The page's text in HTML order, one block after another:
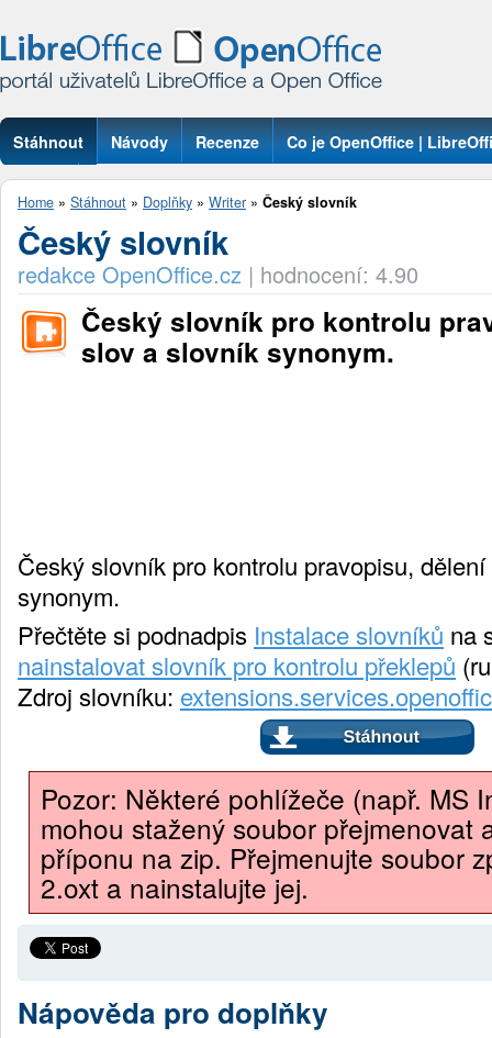
Stáhnout Návody Recenze Co je OpenOffice |
Otázky
Home » Stáhnout » Doplňky » Writer » Český slovník
Český slovník
redakce OpenOffice.cz | hodnocení: 4.90
Český slovník pro kontrolu
slov a slovník synonym.
Český slovník pro kontrolu pravopisu,
synonym.
Přečtěte si podnadpis Instalace slovníků na
nainstalovat slovník pro kontrolu překlepů
Zdroj slovníku:
Pozor: Některé pohlížeče (např. MS
mohou stažený soubor přejmenovat
příponu na zip. Přejmenujte soubor
2.oxt a nainstalujte jej.
Nápověda pro doplňky